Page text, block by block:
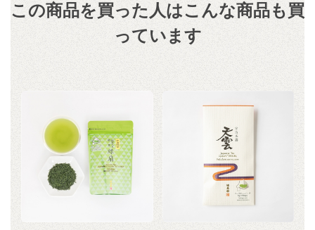
この商品を買った人はこんな商品も買
っています